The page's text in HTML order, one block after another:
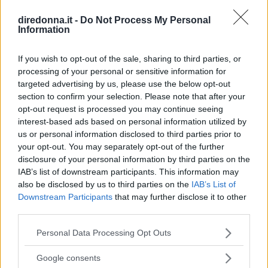
diredonna.it - Do Not Process My Personal
Information
If you wish to opt-out of the sale, sharing to third parties, or
processing of your personal or sensitive information for
targeted advertising by us, please use the below opt-out
section to confirm your selection. Please note that after your
opt-out request is processed you may continue seeing
interest-based ads based on personal information utilized by
us or personal information disclosed to third parties prior to
your opt-out. You may separately opt-out of the further
disclosure of your personal information by third parties on the
IAB’s list of downstream participants. This information may
also be disclosed by us to third parties on the IAB’s List of
Downstream Participants that may further disclose it to other
Please note that this website/app uses one or more Google
not limited to your visit or usage behaviour. You may click to
Personal Data Processing Opt Outs
Google consents
Continua a leggere dopo la pubblicità
DOSI PER 4 PERSONE
INGREDIENTI
400 g. di maccheroni
250 g. di alici fresche
200 g. di filetti d’acciuga
500 g. di pelati
50 g. di olive nere
capperi, prezzemolo, aglio
pane grattato
olio – sale – pepe
VINI CONSIGLIATI